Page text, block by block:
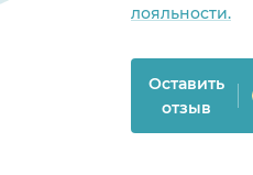
лояльности.
Оставить
отзыв